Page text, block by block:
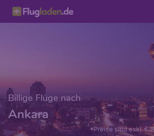
Billige Flüge nach
Ankara
*Preise sind exkl. €